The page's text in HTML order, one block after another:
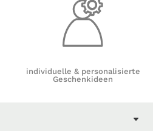
individuelle & personalisierte
Geschenkideen